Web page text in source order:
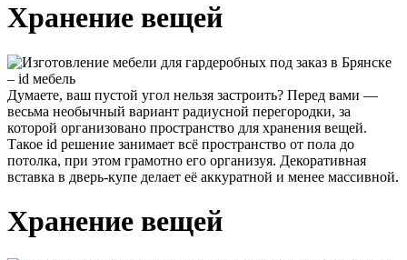
Хранение вещей
Думаете, ваш пустой угол нельзя застроить? Перед вами —
весьма необычный вариант радиусной перегородки, за
которой организовано пространство для хранения вещей.
Такое id решение занимает всё пространство от пола до
потолка, при этом грамотно его организуя. Декоративная
вставка в дверь-купе делает её аккуратной и менее массивной.
Хранение вещей